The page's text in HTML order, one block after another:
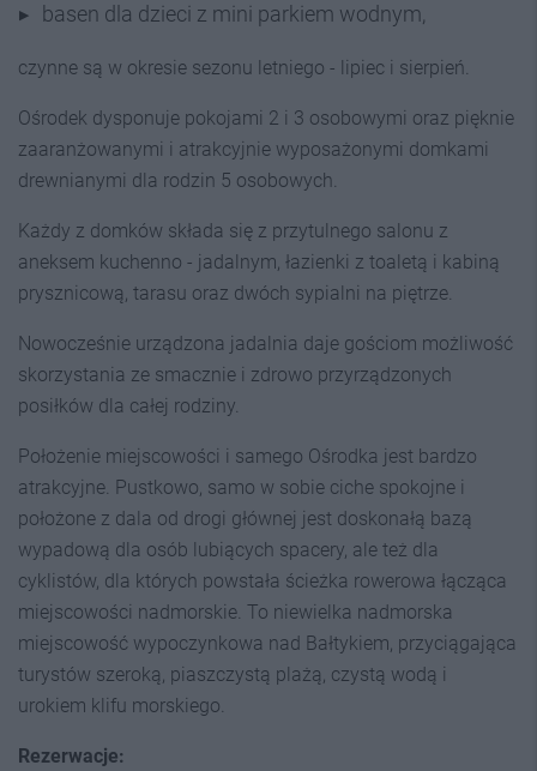
basen dla dzieci z mini parkiem wodnym,
czynne są w okresie sezonu letniego - lipiec i sierpień.
Ośrodek dysponuje pokojami 2 i 3 osobowymi oraz pięknie
zaaranżowanymi i atrakcyjnie wyposażonymi domkami
drewnianymi dla rodzin 5 osobowych.
Każdy z domków składa się z przytulnego salonu z
aneksem kuchenno - jadalnym, łazienki z toaletą i kabiną
prysznicową, tarasu oraz dwóch sypialni na piętrze.
Nowocześnie urządzona jadalnia daje gościom możliwość
skorzystania ze smacznie i zdrowo przyrządzonych
posiłków dla całej rodziny.
Położenie miejscowości i samego Ośrodka jest bardzo
atrakcyjne. Pustkowo, samo w sobie ciche spokojne i
położone z dala od drogi głównej jest doskonałą bazą
wypadową dla osób lubiących spacery, ale też dla
cyklistów, dla których powstała ścieżka rowerowa łącząca
miejscowości nadmorskie. To niewielka nadmorska
miejscowość wypoczynkowa nad Bałtykiem, przyciągająca
turystów szeroką, piaszczystą plażą, czystą wodą i
urokiem klifu morskiego.
Rezerwacje: